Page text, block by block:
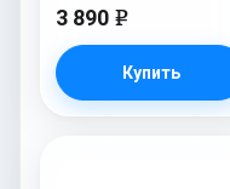
3 890 e
Купить